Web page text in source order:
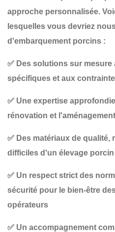
approche personnalisée.
lesquelles vous devriez
d'embarquement porcins :
✅ Des solutions sur mesure
spécifiques et aux
✅ Une expertise approfondie
rénovation et
✅ Des matériaux de qualité,
difficiles d'un élevage porcin
✅ Un respect strict des
sécurité pour le bien-être
opérateurs
✅ Un accompagnement